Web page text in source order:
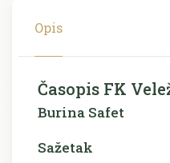
Opis
Časopis FK
Burina Safet
Sažetak